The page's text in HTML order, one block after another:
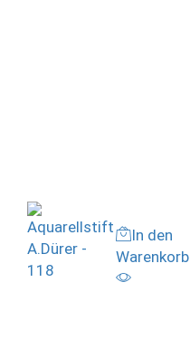
In den
Warenkorb